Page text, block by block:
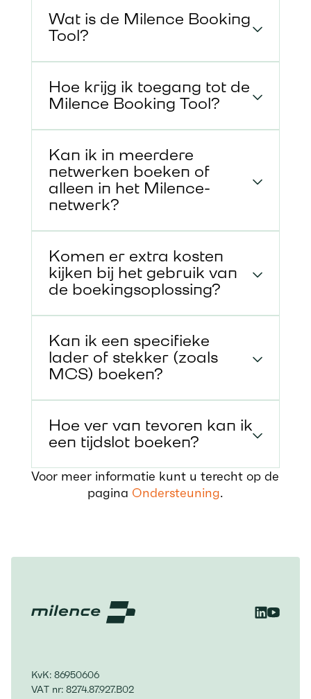
Wat is de Milence Booking
Tool?
Hoe krijg ik toegang tot de
Milence Booking Tool?
Kan ik in meerdere
netwerken boeken of
alleen in het Milence-
netwerk?
Komen er extra kosten
kijken bij het gebruik van
de boekingsoplossing?
Kan ik een specifieke
lader of stekker (zoals
MCS) boeken?
Hoe ver van tevoren kan ik
een tijdslot boeken?
Voor meer informatie kunt u terecht op de
pagina Ondersteuning.
KvK: 86950606
VAT nr: 8274.87.927.B02